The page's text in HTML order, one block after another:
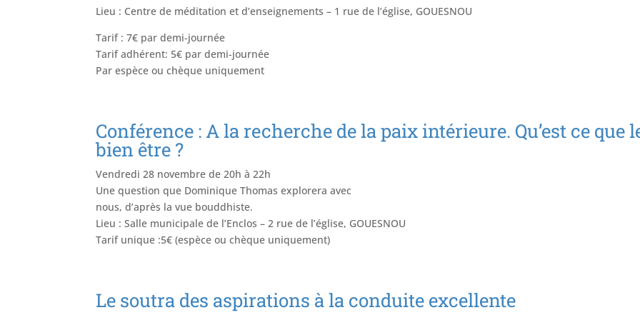
Lieu : Centre de méditation et d’enseignements – 1 rue de l’église, GOUESNOU
Tarif : 7€ par demi-journée
Tarif adhérent: 5€ par demi-journée
Par espèce ou chèque uniquement
Conférence : A la recherche de la paix intérieure. Qu’est ce que
bien être ?
Vendredi 28 novembre de 20h à 22h
Une question que Dominique Thomas explorera avec
nous, d’après la vue bouddhiste.
Lieu : Salle municipale de l’Enclos – 2 rue de l’église, GOUESNOU
Tarif unique :5€ (espèce ou chèque uniquement)
Le soutra des aspirations à la conduite excellente